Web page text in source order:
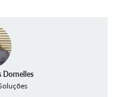
Dornelles